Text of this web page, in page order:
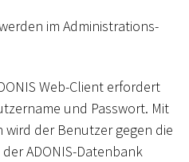
im Administrations-
Web-Client erfordert
und Passwort. Mit
wird der Benutzer gegen die
ADONIS-Datenbank